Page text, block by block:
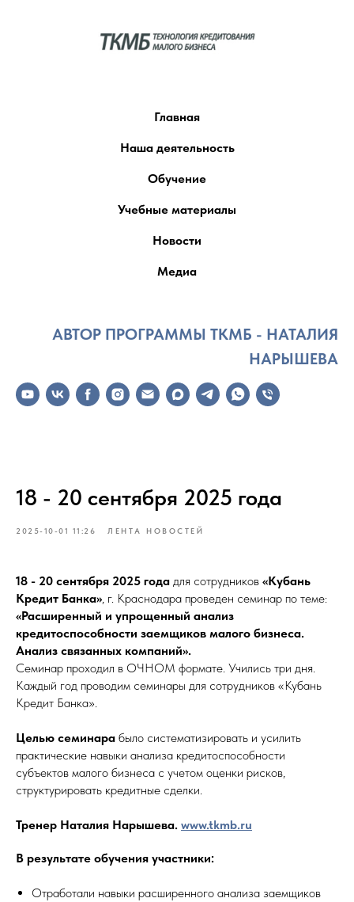
Главная
Наша деятельность
Обучение
Учебные материалы
Новости
Медиа
АВТОР ПРОГРАММЫ ТКМБ - НАТАЛИЯ
НАРЫШЕВА
18 - 20 сентября 2025 года
2025-10-01 11:26 ЛЕНТА НОВОСТЕЙ
18 - 20 сентября 2025 года для сотрудников «Кубань
Кредит Банка», г. Краснодара проведен семинар по теме:
«Расширенный и упрощенный анализ
кредитоспособности заемщиков малого бизнеса.
Анализ связанных компаний».
Семинар проходил в ОЧНОМ формате. Учились три дня.
Каждый год проводим семинары для сотрудников «Кубань
Кредит Банка».
Целью семинара было систематизировать и усилить
практические навыки анализа кредитоспособности
субъектов малого бизнеса с учетом оценки рисков,
структурировать кредитные сделки.
Тренер Наталия Нарышева. www.tkmb.ru
В результате обучения участники:
Отработали навыки расширенного анализа заемщиков